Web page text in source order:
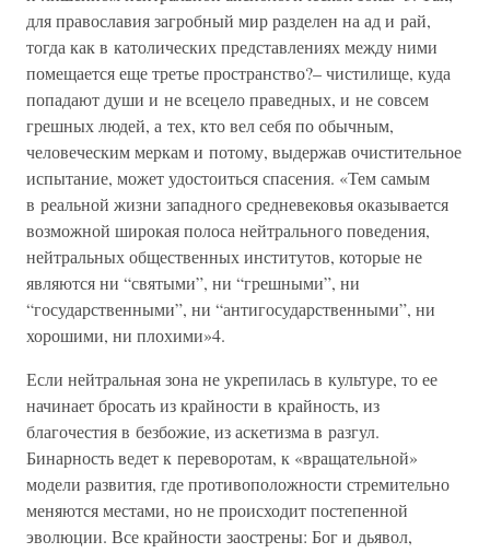
для православия загробный мир разделен на ад и рай,
тогда как в католических представлениях между ними
помещается еще третье пространство?– чистилище, куда
попадают души и не всецело праведных, и не совсем
грешных людей, а тех, кто вел себя по обычным,
человеческим меркам и потому, выдержав очистительное
испытание, может удостоиться спасения. «Тем самым
в реальной жизни западного средневековья оказывается
возможной широкая полоса нейтрального поведения,
нейтральных общественных институтов, которые не
являются ни “святыми”, ни “грешными”, ни
“государственными”, ни “антигосударственными”, ни
хорошими, ни плохими»4.
Если нейтральная зона не укрепилась в культуре, то ее
начинает бросать из крайности в крайность, из
благочестия в безбожие, из аскетизма в разгул.
Бинарность ведет к переворотам, к «вращательной»
модели развития, где противоположности стремительно
меняются местами, но не происходит постепенной
эволюции. Все крайности заострены: Бог и дьявол,